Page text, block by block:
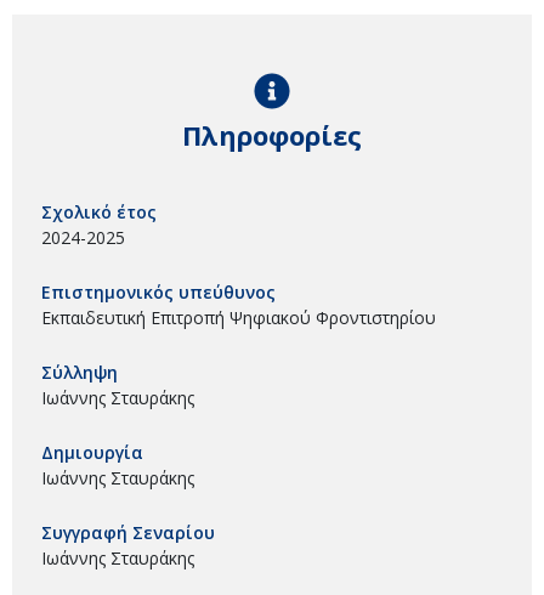
Πληροφορίες
Σχολικό έτος
2024-2025
Επιστημονικός υπεύθυνος
Εκπαιδευτική Επιτροπή Ψηφιακού Φροντιστηρίου
Σύλληψη
Ιωάννης Σταυράκης
Δημιουργία
Ιωάννης Σταυράκης
Συγγραφή Σεναρίου
Ιωάννης Σταυράκης